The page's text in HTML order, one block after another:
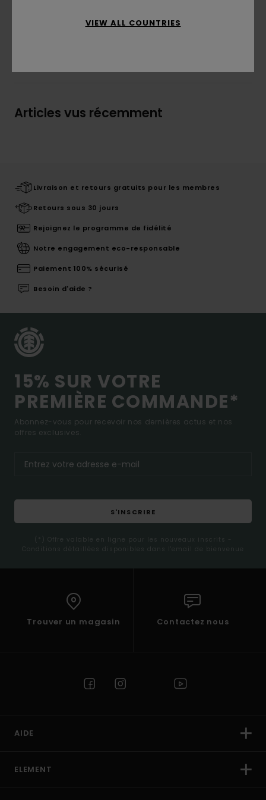
Traçabilité du produit (Loi Agec)
Articles vus récemment
Livraison et retours gratuits pour les membres
Retours sous 30 jours
Rejoignez le programme de fidélité
Notre engagement eco-responsable
Paiement 100% sécurisé
Besoin d'aide ?
15% SUR VOTRE
PREMIÈRE COMMANDE*
Abonnez-vous pour recevoir nos dernières actus et nos
offres exclusives.
S'INSCRIRE
(*) Offre valable en ligne pour les nouveaux inscrits -
Conditions détaillées disponibles dans l'email de bienvenue
Trouver un magasin Contactez nous
AIDE
ELEMENT
VIEW ALL COUNTRIES